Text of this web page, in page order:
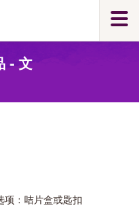
- 文
项：咭片盒或匙扣